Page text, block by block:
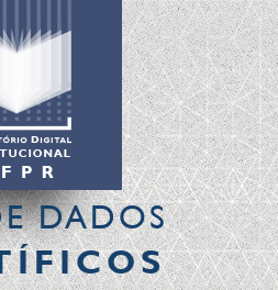
DADOS